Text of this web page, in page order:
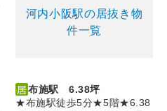
河内小阪駅の居抜き物
件一覧
布施駅 6.38坪
★布施駅徒歩5分★5階★6.38